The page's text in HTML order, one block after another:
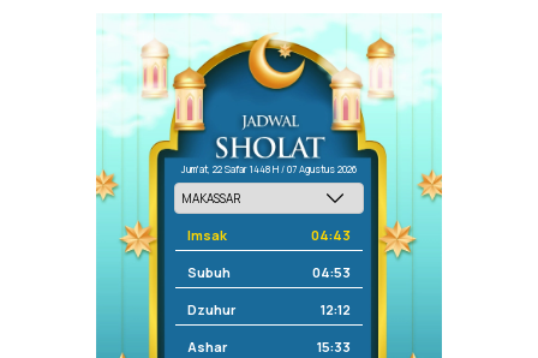
Jum'at, 22 Safar 1448 H / 07 Agustus 2026
Imsak 04:43
Subuh 04:53
Dzuhur 12:12
Ashar 15:33